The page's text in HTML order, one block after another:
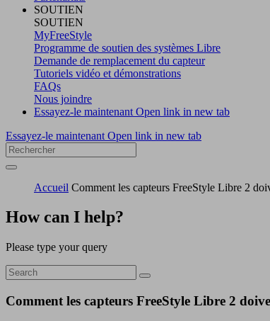
SOUTIEN
SOUTIEN
MyFreeStyle
Programme de soutien des systèmes Libre
Demande de remplacement du capteur
Tutoriels vidéo et démonstrations
FAQs
Nous joindre
Essayez-le maintenant Open link in new tab
Essayez-le maintenant Open link in new tab
Accueil Comment les capteurs FreeStyle Libre 2
How can I help?
Please type your query
Comment les capteurs FreeStyle Libre 2